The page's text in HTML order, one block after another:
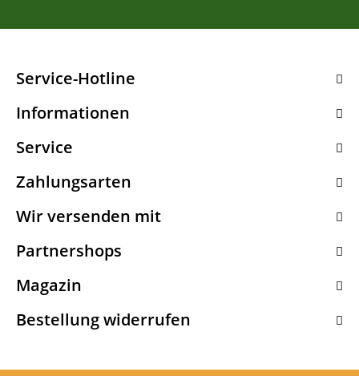
Service-Hotline
Informationen
Service
Zahlungsarten
Wir versenden mit
Partnershops
Magazin
Bestellung widerrufen